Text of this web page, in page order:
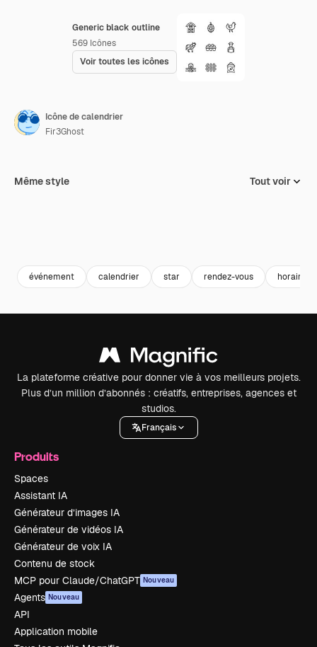
Generic black outline
569 Icônes
Voir toutes les icônes
Icône de calendrier
Fir3Ghost
Même style Tout voir
événement calendrier star rendez-vous horaire
La plateforme créative pour donner vie à vos meilleurs projets.
Plus d’un million d’abonnés : créatifs, entreprises, agences et
studios.
Français
Produits
Spaces
Assistant IA
Générateur d’images IA
Générateur de vidéos IA
Générateur de voix IA
Contenu de stock
MCP pour Claude/ChatGPT Nouveau
Agents Nouveau
API
Application mobile